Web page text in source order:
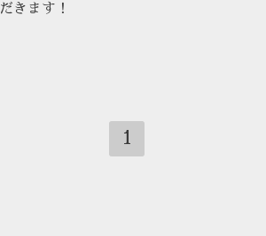
きます！
1